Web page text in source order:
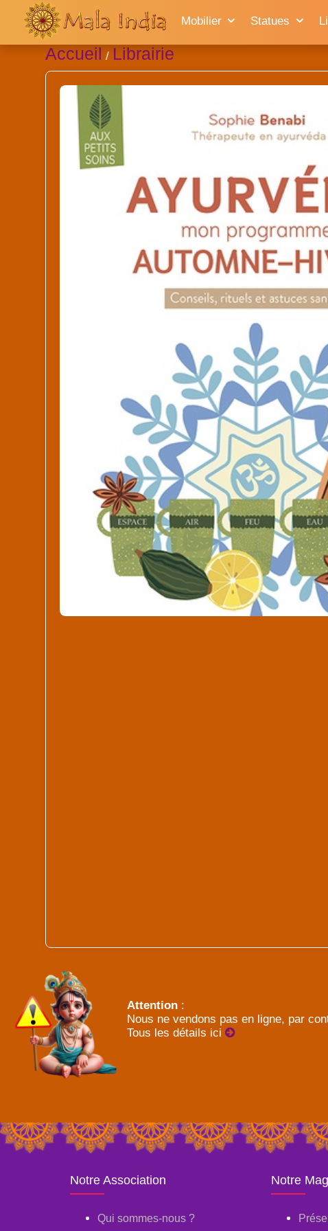
Mobilier Statues
Accueil / Librairie
Attention :
Nous ne vendons pas en ligne, par
Tous les détails ici
Notre Association
Qui sommes-nous ?
Notre